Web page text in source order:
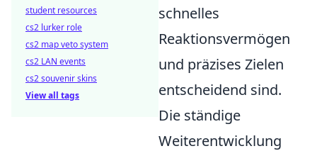
schnelles
Reaktionsvermögen
und präzises Zielen
entscheidend sind.
Die ständige
Weiterentwicklung
student resources
cs2 lurker role
cs2 map veto system
cs2 LAN events
cs2 souvenir skins
View all tags